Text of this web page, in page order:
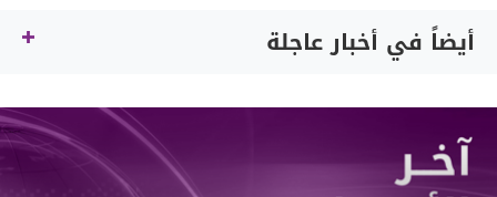
أيضاً في أخبار عاجلة